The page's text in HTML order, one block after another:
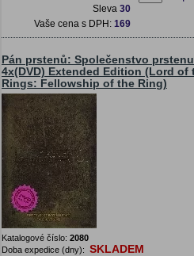
Sleva 30
Vaše cena s DPH: 169
Pán prstenů: Společenstvo prstenu
4x(DVD) Extended Edition (Lord of
Rings: Fellowship of the Ring)
Katalogové číslo: 2080
Doba expedice (dny): SKLADEM